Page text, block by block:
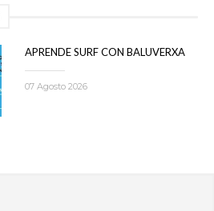
APRENDE SURF CON BALUVERXA
07 Agosto 2026